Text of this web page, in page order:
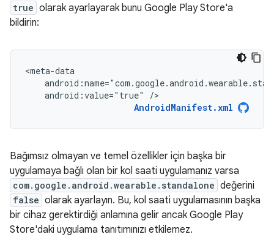
true olarak ayarlayarak bunu Google Play Store'a
bildirin:
android:value="true"
/>
AndroidManifest.xml
Bağımsız olmayan ve temel özellikler için başka bir
uygulamaya bağlı olan bir kol saati uygulamanız varsa
com.google.android.wearable.standalone değerini
false olarak ayarlayın. Bu, kol saati uygulamasının başka
bir cihaz gerektirdiği anlamına gelir ancak Google Play
Store'daki uygulama tanıtımınızı etkilemez.